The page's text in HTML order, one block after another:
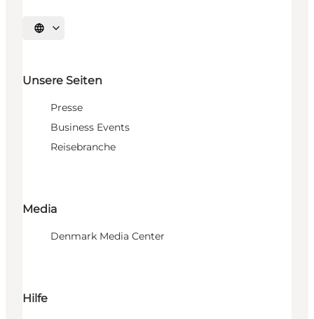
Sprache auswählen
Unsere Seiten
Presse
Business Events
Reisebranche
Media
Denmark Media Center
Hilfe